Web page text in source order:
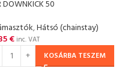
DOWNKICK 50
,Hátsó (chainstay)
€ inc. VAT
KOSÁRBA TESZEM